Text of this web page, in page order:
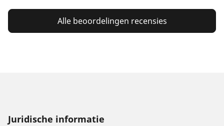
Alle beoordelingen recensies
Juridische informatie